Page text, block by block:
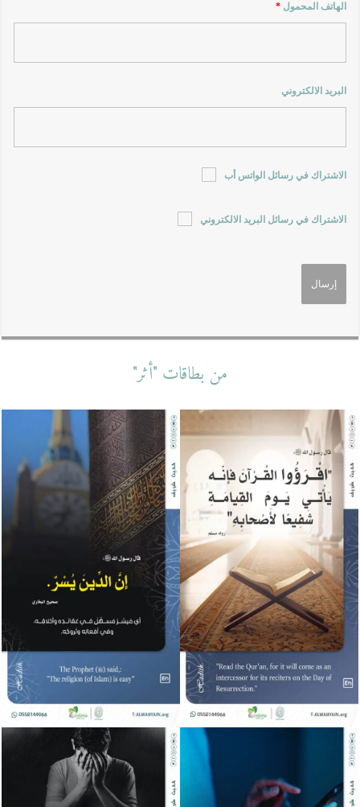
الهاتف المحمول*
البريد الالكتروني
الاشتراك في رسائل الواتس أب
الاشتراك في رسائل البريد الالكتروني
من بطاقات "أثر"